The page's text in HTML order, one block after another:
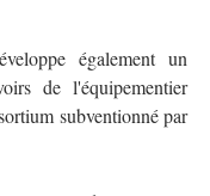
également un
de l'équipementier
subventionné par